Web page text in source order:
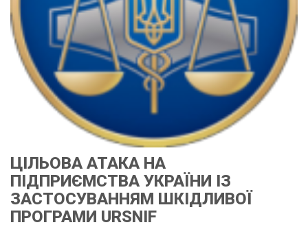
ЦІЛЬОВА АТАКА НА
ПІДПРИЄМСТВА УКРАЇНИ ІЗ
ЗАСТОСУВАННЯМ ШКІДЛИВОЇ
ПРОГРАМИ URSNIF